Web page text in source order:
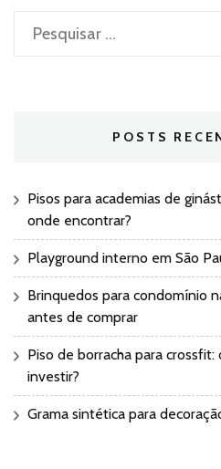
Pesquisar
por:
POSTS
Pisos para academias de
onde encontrar?
Playground interno em São
Brinquedos para condomínio
antes de comprar
Piso de borracha para
investir?
Grama sintética para